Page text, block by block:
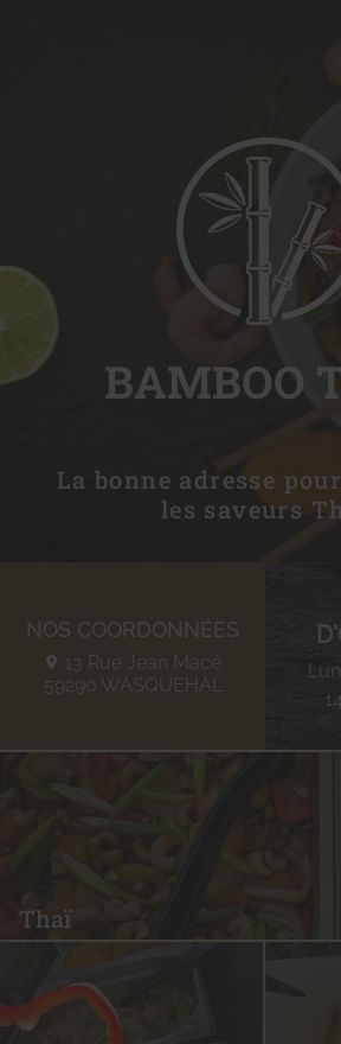
BAMBOO
La bonne adresse
les saveurs
NOS COORDONNÉES
13 Rue Jean Macé
59290 WASQUEHAL
Thaï